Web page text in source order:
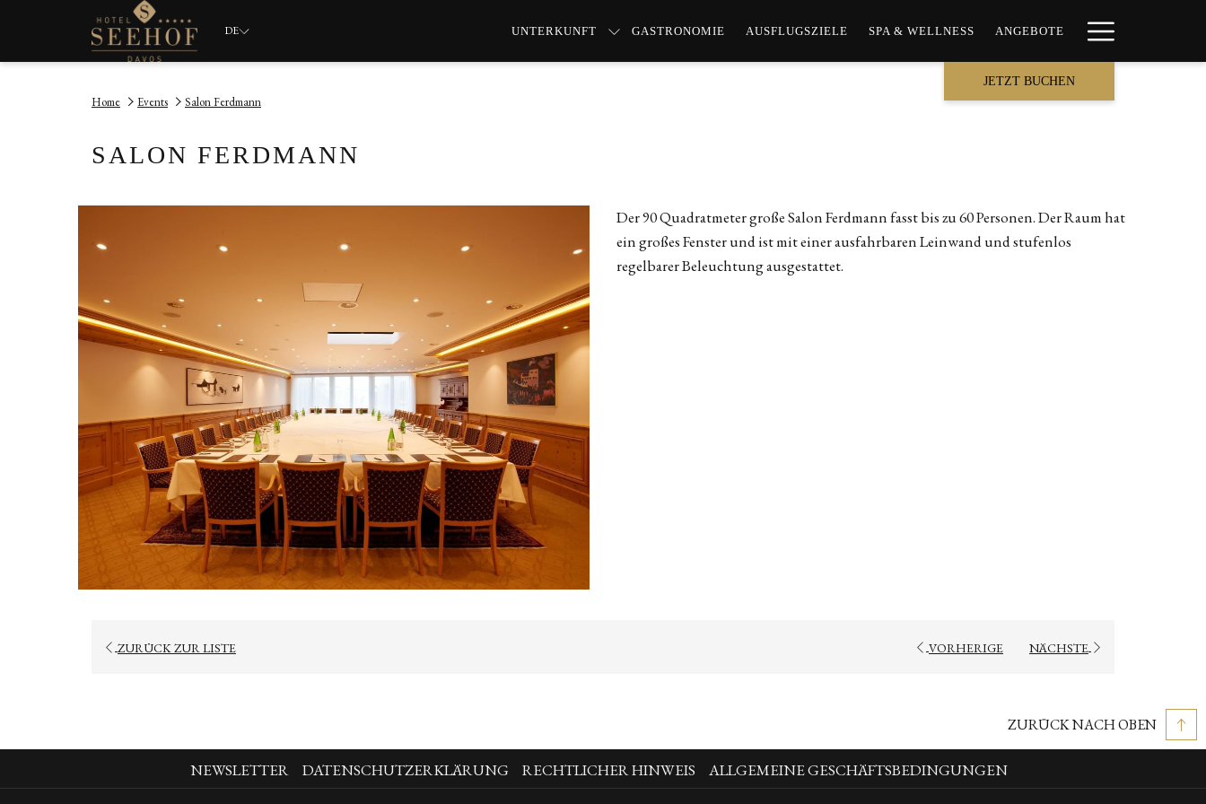
DE UNTERKUNFT GASTRONOMIE AUSFLUGSZIELE SPA & WELLNESS ANGEBOTE
Menu
JETZT BUCHEN
Home Events Salon Ferdmann​
SALON FERDMANN​
Der 90 Quadratmeter große Salon Ferdmann fasst bis zu 60 Personen. Der Raum hat
ein großes Fenster und ist mit einer ausfahrbaren Leinwand und stufenlos
regelbarer Beleuchtung ausgestattet.
ZURÜCK ZUR LISTE VORHERIGE NÄCHSTE
ZURÜCK NACH OBEN
NEWSLETTER DATENSCHUTZERKLÄRUNG RECHTLICHER HINWEIS ALLGEMEINE GESCHÄFTSBEDINGUNGEN